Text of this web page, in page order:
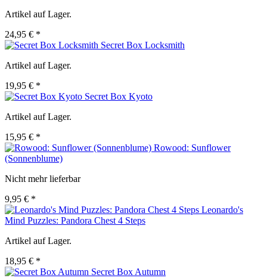
Artikel auf Lager.
24,95 € *
Secret Box Locksmith
Artikel auf Lager.
19,95 € *
Secret Box Kyoto
Artikel auf Lager.
15,95 € *
Rowood: Sunflower
(Sonnenblume)
Nicht mehr lieferbar
9,95 € *
Leonardo's
Mind Puzzles: Pandora Chest 4 Steps
Artikel auf Lager.
18,95 € *
Secret Box Autumn